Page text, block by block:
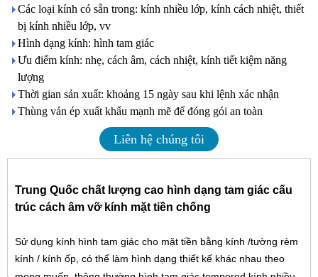
Các loại kính có sẵn trong: kính nhiều lớp, kính cách nhiệt, thiết
bị kính nhiều lớp, vv
Hình dạng kính: hình tam giác
Ưu điểm kính: nhẹ, cách âm, cách nhiệt, kính tiết kiệm năng
lượng
Thời gian sản xuất: khoảng 15 ngày sau khi lệnh xác nhận
Thùng ván ép xuất khẩu mạnh mẽ để đóng gói an toàn
Liên hệ chúng tôi
Trung Quốc chất lượng cao hình dạng tam giác cấu
trúc cách âm vỡ kính mặt tiền chống
Sử dụng kính hình tam giác cho mặt tiền bằng kính /tường rèm
kính / kính ốp, có thể làm hình dạng thiết kế khác nhau theo